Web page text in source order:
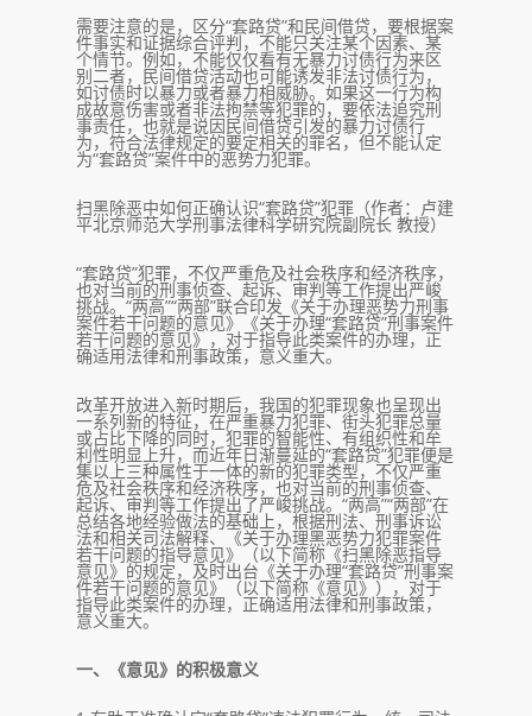
需要注意的是，区分“套路贷”和民间借贷，要根据案
件事实和证据综合评判，不能只关注某个因素、某
个情节。例如，不能仅仅看有无暴力讨债行为来区
别二者，民间借贷活动也可能诱发非法讨债行为，
如讨债时以暴力或者暴力相威胁。如果这一行为构
成故意伤害或者非法拘禁等犯罪的，要依法追究刑
事责任，也就是说因民间借贷引发的暴力讨债行
为，符合法律规定的要定相关的罪名，但不能认定
为“套路贷”案件中的恶势力犯罪。
扫黑除恶中如何正确认识“套路贷”犯罪（作者：卢建
平北京师范大学刑事法律科学研究院副院长 教授）
“套路贷”犯罪，不仅严重危及社会秩序和经济秩序，
也对当前的刑事侦查、起诉、审判等工作提出严峻
挑战。“两高”“两部”联合印发《关于办理恶势力刑事
案件若干问题的意见》《关于办理“套路贷”刑事案件
若干问题的意见》，对于指导此类案件的办理，正
确适用法律和刑事政策，意义重大。
改革开放进入新时期后，我国的犯罪现象也呈现出
一系列新的特征，在严重暴力犯罪、街头犯罪总量
或占比下降的同时，犯罪的智能性、有组织性和牟
利性明显上升，而近年日渐蔓延的“套路贷”犯罪便是
集以上三种属性于一体的新的犯罪类型，不仅严重
危及社会秩序和经济秩序，也对当前的刑事侦查、
起诉、审判等工作提出了严峻挑战。“两高”“两部”在
总结各地经验做法的基础上，根据刑法、刑事诉讼
法和相关司法解释、《关于办理黑恶势力犯罪案件
若干问题的指导意见》（以下简称《扫黑除恶指导
意见》的规定，及时出台《关于办理“套路贷”刑事案
件若干问题的意见》（以下简称《意见》），对于
指导此类案件的办理，正确适用法律和刑事政策，
意义重大。
一、《意见》的积极意义